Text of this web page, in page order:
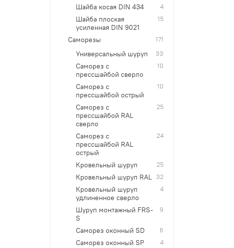
Шайба косая DIN 434 4
Шайба плоская
усиленная DIN 9021
15
Саморезы 171
Универсальный шуруп 33
Саморез с
прессшайбой сверло
10
Саморез с
прессшайбой острый
10
Саморез с
прессшайбой RAL
сверло
25
Саморез с
прессшайбой RAL
острый
24
Кровельный шуруп 25
Кровельный шуруп RAL 32
Кровельный шуруп
удлиненное сверло
4
Шуруп монтажный FRS-
S
9
Саморез оконный SD 6
Саморез оконный SP 4